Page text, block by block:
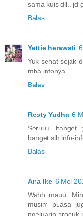
sama kuis dll.. jd
Balas
Yettie herawati
Yuk sehat sejak
mba infonya..
Balas
Resty Yudha 6
Seruuu banget
banget sih info-
Balas
Ana Ike 6 Mei
Wahh mauu.
musim puasa
ngeluarin produk